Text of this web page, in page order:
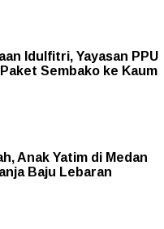
Idulfitri, Yayasan PPU
Sembako ke Kaum
Anak Yatim di Medan
Baju Lebaran